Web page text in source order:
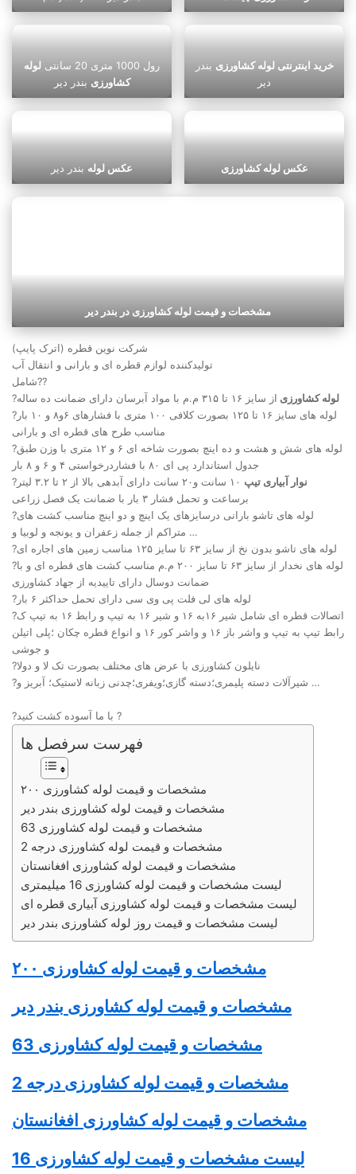
رول 1000 متری 20 سانتی
لوله
کشاورزی بندر دیر
خرید اینترنتی لوله کشاورزی بندر
دیر
عکس لوله بندر دیر عکس لوله کشاورزی
مشخصات و قیمت لوله کشاورزی در بندر دیر
شرکت نوین قطره (اترک پایپ)
تولیدکننده لوازم قطره ای و بارانی و انتقال آب
شامل??
?
لوله کشاورزی از سایز ۱۶ تا ۳۱۵ م.م با مواد آبرسان دارای ضمانت ده ساله
?لوله های سایز ۱۶ تا ۱۲۵ بصورت کلافی ۱۰۰ متری با فشارهای ۶و۸ و ۱۰ بار
مناسب طرح های قطره ای و بارانی
?لوله های شش و هشت و ده اینچ بصورت شاخه ای ۶ و ۱۲ متری با وزن طبق
جدول استاندارد پی ای ۸۰ با فشاردرخواستی ۴ و ۶ و ۸ بار
?
نوار آبیاری تیپ
۱۰ سانت و۲۰ سانت دارای آبدهی بالا از ۲ تا ۳.۲ لیتر
برساعت و تحمل فشار ۳ بار با ضمانت یک فصل زراعی
?لوله های تاشو بارانی درسایزهای یک اینچ و دو اینچ مناسب کشت های
متراکم از جمله زعفران و یونجه و لوبیا و …
?لوله های تاشو بدون نخ از سایز ۶۳ تا سایز ۱۲۵ مناسب زمین های اجاره ای
?لوله های نخدار از سایز ۶۳ تا سایز ۲۰۰ م.م مناسب کشت های قطره ای و با
ضمانت دوسال دارای تاییدیه از جهاد کشاورزی
?لوله های لی فلت پی وی سی دارای تحمل حداکثر ۶ بار
?اتصالات قطره ای شامل شیر ۱۶به ۱۶ و شیر ۱۶ به تیپ و رابط ۱۶ به تیپ ک
رابط تیپ به تیپ و واشر باز ۱۶ و واشر کور ۱۶ و انواع قطره چکان ؛پلی اتیلن
و جوشی
?نایلون کشاورزی با عرض های مختلف بصورت تک لا و دولا
?شیرآلات دسته پلیمری؛دسته گازی؛ویفری؛چدنی زبانه لاستیک؛ آبریز و …
?با ما آسوده کشت کنید ?
فهرست سرفصل ها
مشخصات و قیمت لوله کشاورزی ۲۰۰
مشخصات و قیمت لوله کشاورزی بندر دیر
مشخصات و قیمت لوله کشاورزی 63
مشخصات و قیمت لوله کشاورزی درجه 2
مشخصات و قیمت لوله کشاورزی افغانستان
لیست مشخصات و قیمت لوله کشاورزی 16 میلیمتری
لیست مشخصات و قیمت لوله کشاورزی آبیاری قطره ای
لیست مشخصات و قیمت روز لوله کشاورزی بندر دیر
مشخصات و قیمت لوله کشاورزی ۲۰۰
مشخصات و قیمت لوله کشاورزی بندر دیر
مشخصات و قیمت لوله کشاورزی 63
مشخصات و قیمت لوله کشاورزی درجه 2
مشخصات و قیمت لوله کشاورزی افغانستان
لیست مشخصات و قیمت لوله کشاورزی 16